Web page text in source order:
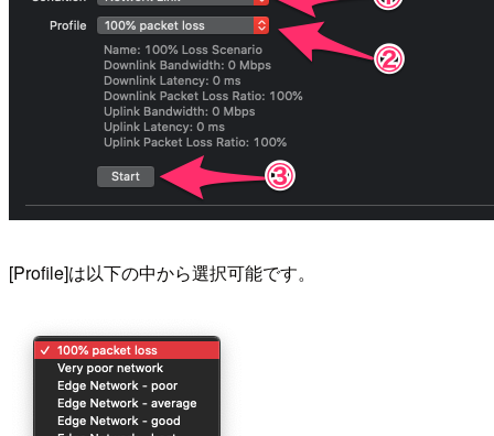
[Profile]は以下の中から選択可能です。